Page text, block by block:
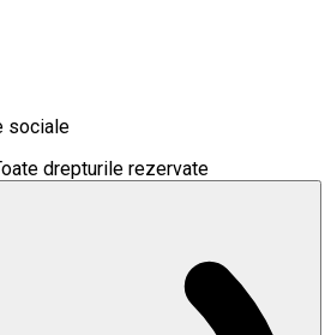
sociale
drepturile rezervate